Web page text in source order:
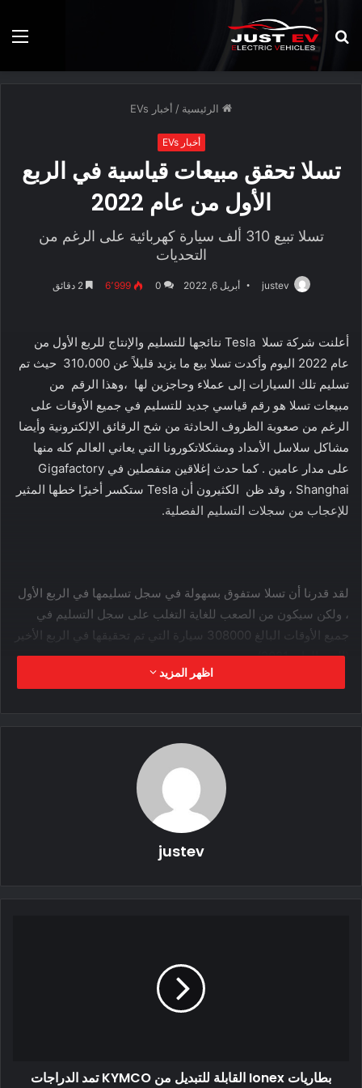
بحث
عن
الرئيسية / أخبار EVs
أخبار EVs
تسلا تحقق مبيعات قياسية في الربع
الأول من عام 2022
تسلا تبيع 310 ألف سيارة كهربائية على الرغم من
التحديات
justev أبريل 6, 2022 0 6٬999 2 دقائق
أعلنت شركة تسلا Tesla نتائجها للتسليم والإنتاج للربع الأول من
عام 2022 اليوم وأكدت تسلا بيع ما يزيد قليلاً عن 310،000 حيث تم
تسليم تلك السيارات إلى عملاء وحاجزين لها ،وهذا الرقم من
مبيعات تسلا هو رقم قياسي جديد للتسليم في جميع الأوقات على
الرغم من صعوبة الظروف الحادثة من شح الرقائق الإلكترونية وأيضا
مشاكل سلاسل الأمداد ومشكلاتكورونا التي يعاني العالم كله منها
على مدار عامين . كما حدث إغلاقين منفصلين في Gigafactory
Shanghai ، وقد ظن الكثيرون أن Tesla ستكسر أخيرًا خطها المثير
للإعجاب من سجلات التسليم الفصلية.
لقد قدرنا أن تسلا ستفوق بسهولة في سجل تسليمها في الربع الأول
، ولكن سيكون من الصعب للغاية التغلب على سجل التسليم في
جميع الأوقات البالغ 308000 سيارة التي تم تحقيقها في الربع الأخير
(الربع الرابع 2021).
ومع ذلك ، فاجأت شركة صناعة السيارات تسلا بإعلان نتائجها
والإعلان عن تسليم أكثر من 310،000 سيارة في الربع الأول من عام
اظهر المزيد
justev
بطاريات Ionex القابلة للتبديل من KYMCO تمد الدراجات